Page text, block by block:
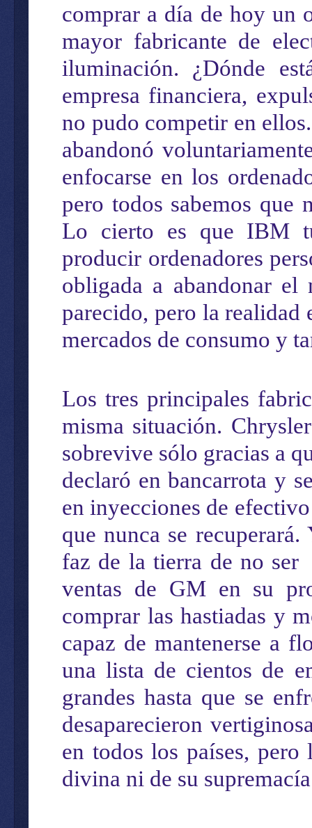
comprar a día de hoy un
mayor fabricante de
iluminación. ¿Dónde
empresa financiera,
no pudo competir en ellos
abandonó
enfocarse enlos
pero todos sabemos que
Lo cierto es que IBM
producir ordenadores
obligada a abandonar el
parecido, pero la realidad
mercados de consumo y
Los tres principales
misma situación.
sobrevive sólo gracias a
declaró en bancarrota y
en inyecciones de
que nunca se recuperará.
faz de latierra de no ser
ventas de GM en su
comprar lashastiadas y
capaz de mantenerse a
una lista de cientos de
grandes hasta que se
desaparecieron
en todos los países, pero
divina ni de su